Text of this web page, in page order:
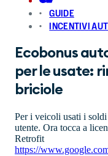
GUIDE
INCENTIVI
Ecobonus
per le usate:
briciole
Per i veicoli usati i soldi
utente. Ora tocca a
Retrofit
https://